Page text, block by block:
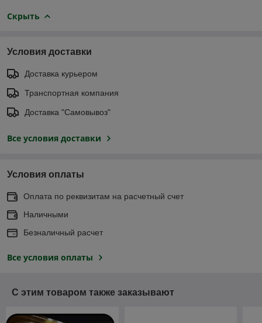
Скрыть
Условия доставки
Доставка курьером
Транспортная компания
Доставка "Самовывоз"
Все условия доставки
Условия оплаты
Оплата по реквизитам на расчетный счет
Наличными
Безналичный расчет
Все условия оплаты
С этим товаром также заказывают